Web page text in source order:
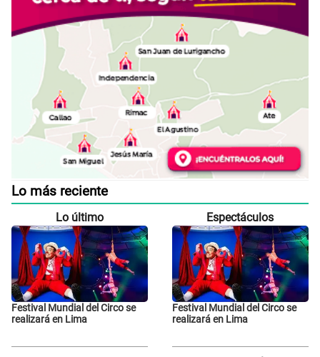
Lo más reciente
Lo último
Festival Mundial del Circo se
realizará en Lima
Espectáculos
Festival Mundial del Circo se
realizará en Lima